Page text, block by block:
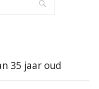
35 jaar oud